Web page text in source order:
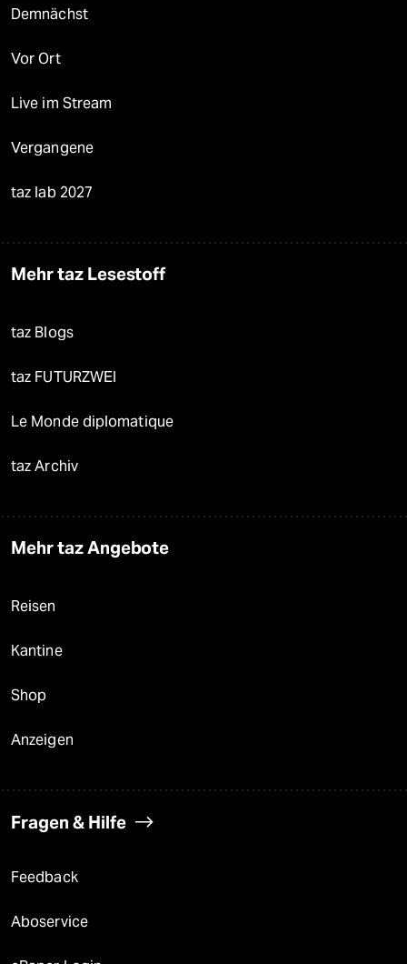
Demnächst
Vor Ort
Live im Stream
Vergangene
taz lab 2027
Mehr taz Lesestoff
taz Blogs
taz FUTURZWEI
Le Monde diplomatique
taz Archiv
Mehr taz Angebote
Reisen
Kantine
Shop
Anzeigen
Fragen & Hilfe
Feedback
Aboservice